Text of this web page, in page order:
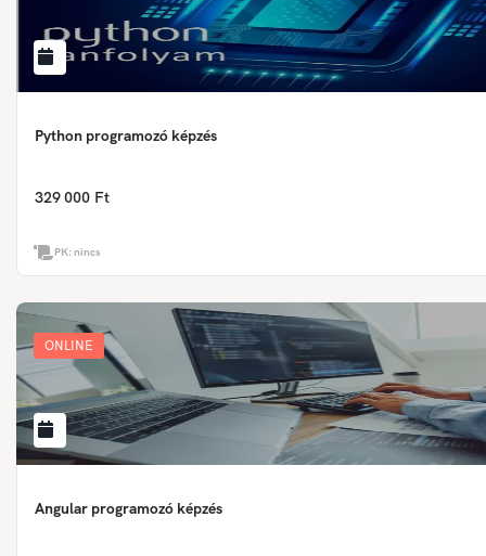
Python programozó képzés
329 000 Ft
PK:nincs
ONLINE
Angular programozó képzés